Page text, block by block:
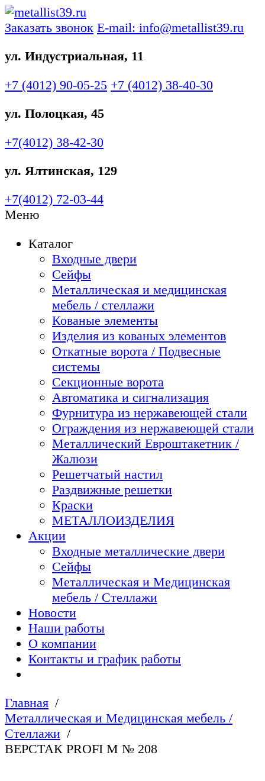
Заказать звонок E-mail: info@metallist39.ru
ул. Индустриальная, 11
+7 (4012) 90-05-25 +7 (4012) 38-40-30
ул. Полоцкая, 45
+7(4012) 38-42-30
ул. Ялтинская, 129
+7(4012) 72-03-44
Меню
Каталог
Входные двери
Сейфы
Металлическая и медицинская
мебель / стеллажи
Кованые элементы
Изделия из кованых элементов
Откатные ворота / Подвесные
системы
Секционные ворота
Автоматика и сигнализация
Фурнитура из нержавеющей стали
Ограждения из нержавеющей стали
Металлический Евроштакетник /
Жалюзи
Решетчатый настил
Раздвижные решетки
Краски
МЕТАЛЛОИЗДЕЛИЯ
Акции
Входные металлические двери
Сейфы
Металлическая и Медицинская
мебель / Стеллажи
Новости
Наши работы
О компании
Контакты и график работы
Главная
Металлическая и Медицинская мебель /
Стеллажи
ВЕРСТАК PROFI M № 208